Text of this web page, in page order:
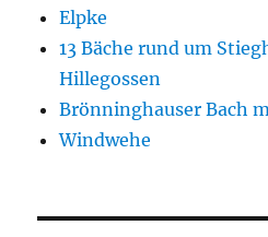
Elpke
13 Bäche rund um
Hillegossen
Brönninghauser Bach
Windwehe